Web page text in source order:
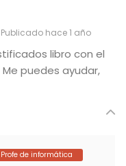
Publicado hace 1 año
libro con el
puedes ayudar,
Profe de informática